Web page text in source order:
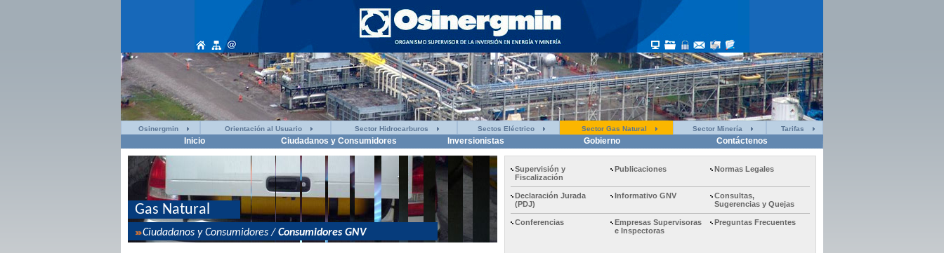
Osinergmin Orientación al Usuario Sector Hidrocarburos Sectos Eléctrico Sector Gas Natural Sector Minería Tarifas
Inicio Ciudadanos y Consumidores Inversionistas Gobierno Contáctenos
Supervisión y
Fiscalización
Publicaciones Normas Legales
Declaración Jurada
(PDJ)
Informativo GNV
Consultas,
Sugerencias y Quejas
Conferencias
Empresas Supervisoras
e Inspectoras
Preguntas Frecuentes